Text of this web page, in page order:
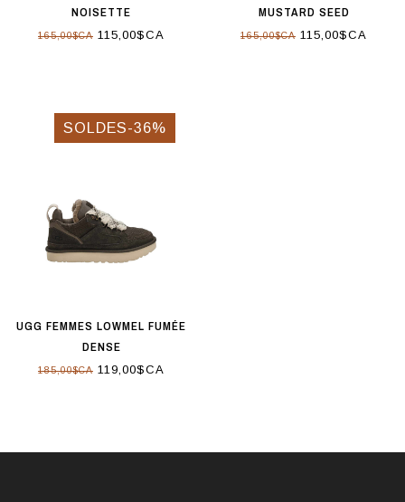
NOISETTE
165,00$CA 115,00$CA
MUSTARD SEED
165,00$CA 115,00$CA
SOLDES-36%
UGG FEMMES LOWMEL FUMÉE
DENSE
185,00$CA 119,00$CA